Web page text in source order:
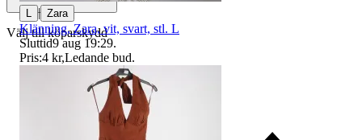
Välj till köparskydd
| Zara
Klänning, Zara, vit, svart, stl. L
Sluttid9 aug 19:29.
Pris:4 kr,Ledande bud.